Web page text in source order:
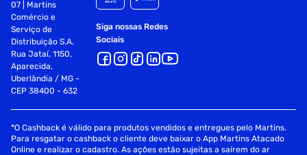
07 | Martins
Comércio e
Serviço de
Distribuição S.A.
Rua Jataí, 1150,
Aparecida,
Uberlândia / MG -
CEP 38400 - 632
Siga nossas Redes
Sociais
*O Cashback é válido para produtos vendidos e entregues pelo Martins.
Para resgatar o cashback o cliente deve baixar o App Martins Atacado
Online e realizar o cadastro. As ações estão sujeitas a saírem do ar